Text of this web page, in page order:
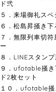
ド弐
５．来場御礼スペ
６．松島昇掻き
７．無限列車切
ー
８．LINEスタン
９．ufotable掻き
ド2枚セット
１０．ufotable掻